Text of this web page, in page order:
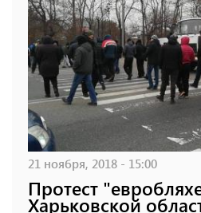
21 ноября, 2018 - 15:00
Протест
Харьковской